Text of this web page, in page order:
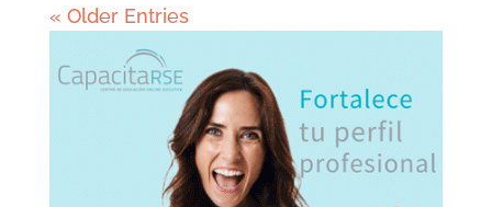
« Older Entries